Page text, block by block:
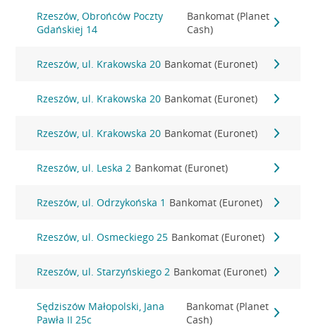
Rzeszów, Obrońców Poczty
Gdańskiej 14
Bankomat (Planet
Cash)
Rzeszów, ul. Krakowska 20 Bankomat (Euronet)
Rzeszów, ul. Krakowska 20 Bankomat (Euronet)
Rzeszów, ul. Krakowska 20 Bankomat (Euronet)
Rzeszów, ul. Leska 2 Bankomat (Euronet)
Rzeszów, ul. Odrzykońska 1 Bankomat (Euronet)
Rzeszów, ul. Osmeckiego 25 Bankomat (Euronet)
Rzeszów, ul. Starzyńskiego 2 Bankomat (Euronet)
Sędziszów Małopolski, Jana
Pawła II 25c
Bankomat (Planet
Cash)